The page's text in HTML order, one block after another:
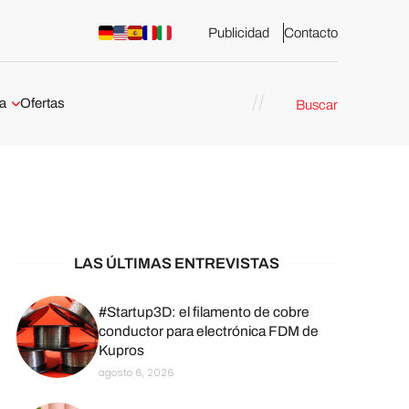
Publicidad Contacto
y
3D en
Ofertas Buscar
LAS ÚLTIMAS ENTREVISTAS
#Startup3D: el filamento de cobre
conductor para electrónica FDM de
Kupros
agosto 6, 2026